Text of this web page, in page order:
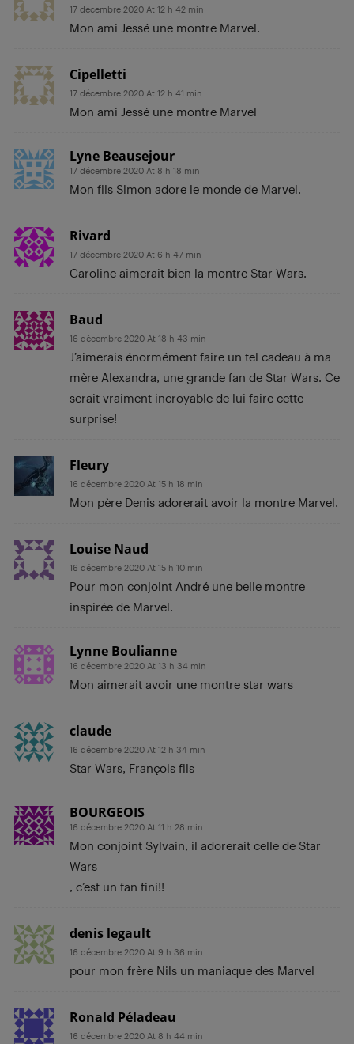
17 décembre 2020 At 12 h 42 min
Mon ami Jessé une montre Marvel.
Cipelletti
17 décembre 2020 At 12 h 41 min
Mon ami Jessé une montre Marvel
Lyne Beausejour
17 décembre 2020 At 8 h 18 min
Mon fils Simon adore le monde de Marvel.
Rivard
17 décembre 2020 At 6 h 47 min
Caroline aimerait bien la montre Star Wars.
Baud
16 décembre 2020 At 18 h 43 min
J’aimerais énormément faire un tel cadeau à ma
mère Alexandra, une grande fan de Star Wars. Ce
serait vraiment incroyable de lui faire cette
surprise!
Fleury
16 décembre 2020 At 15 h 18 min
Mon père Denis adorerait avoir la montre Marvel.
Louise Naud
16 décembre 2020 At 15 h 10 min
Pour mon conjoint André une belle montre
inspirée de Marvel.
Lynne Boulianne
16 décembre 2020 At 13 h 34 min
Mon aimerait avoir une montre star wars
claude
16 décembre 2020 At 12 h 34 min
Star Wars, François fils
BOURGEOIS
16 décembre 2020 At 11 h 28 min
Mon conjoint Sylvain, il adorerait celle de Star
Wars
, c’est un fan fini!!
denis legault
16 décembre 2020 At 9 h 36 min
pour mon frère Nils un maniaque des Marvel
Ronald Péladeau
16 décembre 2020 At 8 h 44 min